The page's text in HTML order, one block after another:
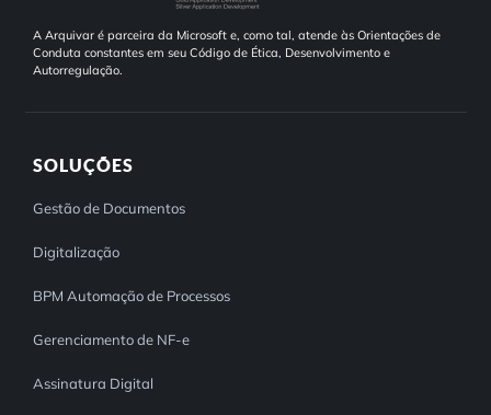
A Arquivar é parceira da Microsoft e, como tal, atende às Orientações de
Conduta constantes em seu Código de Ética, Desenvolvimento e
Autorregulação.
SOLUÇÕES
Gestão de Documentos
Digitalização
BPM Automação de Processos
Gerenciamento de NF-e
Assinatura Digital